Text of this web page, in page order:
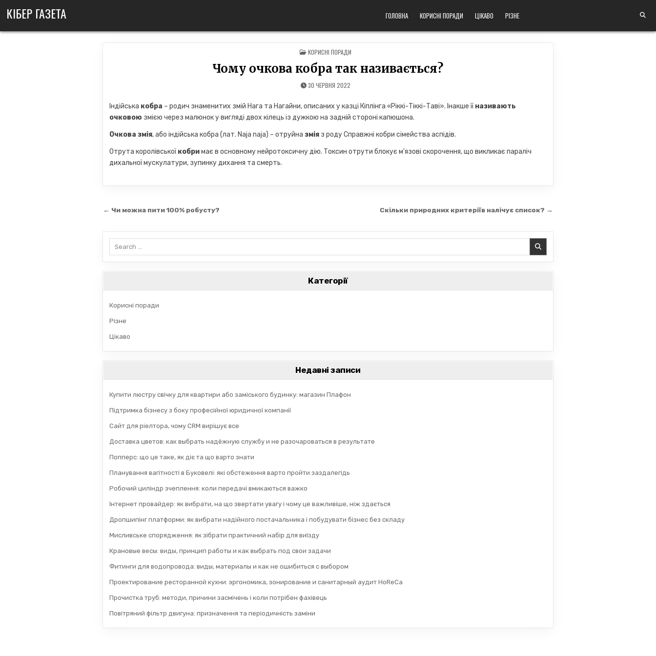
КІБЕР ГАЗЕТА ГОЛОВНА КОРИСНІ ПОРАДИ ЦІКАВО РІЗНЕ
POSTED
IN
КОРИСНІ ПОРАДИ
Чому очкова кобра так називається?
30 ЧЕРВНЯ 2022
Індійська кобра – родич знаменитих змій Нага та Нагайни, описаних у казці Кіплінга «Ріккі-Тіккі-Таві». Інакше її називають
очковою змією через малюнок у вигляді двох кілець із дужкою на задній стороні капюшона.
Очкова змія, або індійська кобра (лат. Naja naja) – отруйна змія з роду Справжні кобри сімейства аспідів.
Отрута королівської кобримає в основному нейротоксичну дію. Токсин отрути блокує м'язові скорочення, що викликає параліч
дихальної мускулатури, зупинку дихання та смерть.
Навігація Скільки природних критеріїв налічує список? →
← Чи можна пити 100% робусту?
Категорії
Корисні поради
Різне
Цікаво
Недавні записи
Купити люстру свічку для квартири або заміського будинку: магазин Плафон
Підтримка бізнесу з боку професійної юридичної компанії
Сайт для ріелтора, чому CRM вирішує все
Доставка цветов: как выбрать надёжную службу и не разочароваться в результате
Попперс: що це таке, як діє та що варто знати
Планування вагітності в Буковелі: які обстеження варто пройти заздалегідь
Робочий циліндр зчеплення: коли передачі вмикаються важко
Інтернет провайдер: як вибрати, на що звертати увагу і чому це важливіше, ніж здається
Дропшипінг платформи: як вибрати надійного постачальника і побудувати бізнес без складу
Мисливське спорядження: як зібрати практичний набір для виїзду
Крановые весы: виды, принцип работы и как выбрать под свои задачи
Фитинги для водопровода: виды, материалы и как не ошибиться с выбором
Проектирование ресторанной кухни: эргономика, зонирование и санитарный аудит HoReCa
Прочистка труб: методи, причини засмічень і коли потрібен фахівець
Повітряний фільтр двигуна: призначення та періодичність заміни